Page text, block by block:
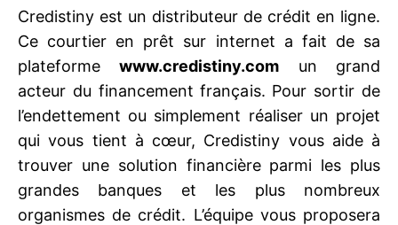
Credistiny est un distributeur de crédit en ligne.
Ce courtier en prêt sur internet a fait de sa
plateformewww.credistiny.com un grand
acteur du financement français. Pour sortir de
l’endettement ou simplement réaliser un projet
qui vous tient à cœur, Credistiny vous aide à
trouver une solution financière parmi les plus
grandes banques et les plus nombreux
organismes de crédit. L’équipe vous proposera